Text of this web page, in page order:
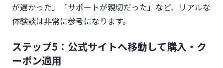
が遅かった」「サポートが親切だった」など、リアルな
体験談は非常に参考になります。
ステップ5：公式サイトへ移動して購入・ク
ーポン適用